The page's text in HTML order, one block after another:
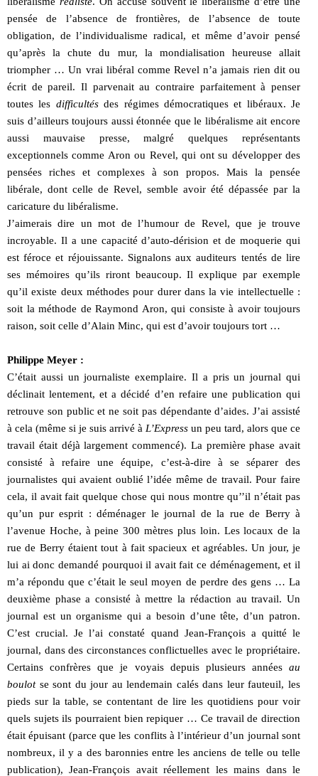
pensée de l’absence de frontières, de l’absence de toute
obligation, de l’individualisme radical, et même d’avoir pensé
qu’après la chute du mur, la mondialisation heureuse allait
triompher … Un vrai libéral comme Revel n’a jamais rien dit ou
écrit de pareil. Il parvenait au contraire parfaitement à penser
toutes les difficultésdes régimes démocratiques et libéraux. Je
suis d’ailleurs toujours aussi étonnée que le libéralisme ait encore
aussi mauvaise presse, malgré quelques représentants
exceptionnels comme Aron ou Revel, qui ont su développer des
pensées riches et complexes à son propos. Mais la pensée
libérale, dont celle de Revel, semble avoir été dépassée par la
caricature du libéralisme.
J’aimerais dire un mot de l’humour de Revel, que je trouve
incroyable. Il a une capacité d’auto-dérision et de moquerie qui
est féroce et réjouissante. Signalons aux auditeurs tentés de lire
ses mémoires qu’ils riront beaucoup. Il explique par exemple
qu’il existe deux méthodes pour durer dans la vie intellectuelle :
soit la méthode de Raymond Aron, qui consiste à avoir toujours
raison, soit celle d’Alain Minc, qui est d’avoir toujours tort …
Philippe Meyer :
C’était aussi un journaliste exemplaire. Il a pris un journal qui
déclinait lentement, et a décidé d’en refaire une publication qui
retrouve son public et ne soit pas dépendante d’aides. J’ai assisté
à cela (même si je suis arrivé à L’Express un peu tard, alors que ce
travail était déjà largement commencé). La première phase avait
consisté à refaire une équipe, c’est-à-dire à se séparer des
journalistes qui avaient oublié l’idée même de travail. Pour faire
cela, il avait fait quelque chose qui nous montre qu’’il n’était pas
qu’un pur esprit : déménager le journal de la rue de Berry à
l’avenue Hoche, à peine 300 mètres plus loin. Les locaux de la
rue de Berry étaient tout à fait spacieux et agréables. Un jour, je
lui ai donc demandé pourquoi il avait fait ce déménagement, et il
m’a répondu que c’était le seul moyen de perdre des gens … La
deuxième phase a consisté à mettre la rédaction au travail. Un
journal est un organisme qui a besoin d’une tête, d’un patron.
C’est crucial. Je l’ai constaté quand Jean-François a quitté le
journal, dans des circonstances conflictuelles avec le propriétaire.
Certains confrères que je voyais depuis plusieurs années au
boulotse sont du jour au lendemain calés dans leur fauteuil, les
pieds sur la table, se contentant de lire les quotidiens pour voir
quels sujets ils pourraient bien repiquer … Ce travail de direction
était épuisant (parce que les conflits à l’intérieur d’un journal sont
nombreux, il y a des baronnies entre les anciens de telle ou telle
publication), Jean-François avait réellement les mains dans le